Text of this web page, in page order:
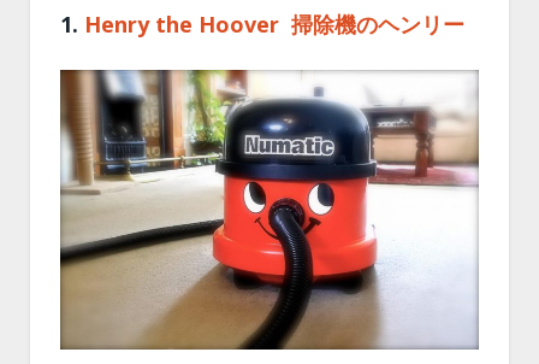
1. Henry the Hoover 掃除機のヘンリー